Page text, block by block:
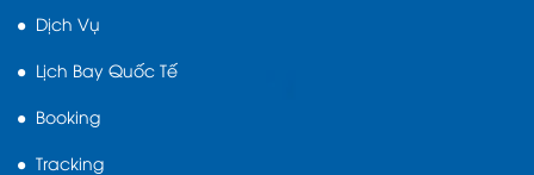
Dịch Vụ
Lịch Bay Quốc Tế
Booking
Tracking